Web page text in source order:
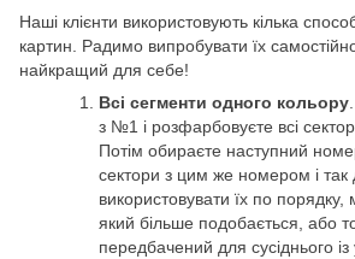
Наші клієнти використовують кілька
картин. Радимо випробувати їх
найкращий для себе!
Всі сегменти одного кольору
з №1 і розфарбовуєте всі
Потім обираєте наступний
сектори з цим же номером і так
використовувати їх по порядку,
який більше подобається, або
передбачений для сусіднього